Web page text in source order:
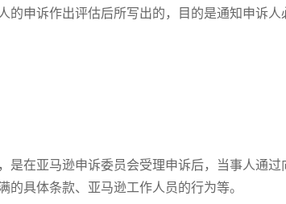
申诉作出评估后所写出的，目的是通知申诉人
在亚马逊申诉委员会受理申诉后，当事人通过
具体条款、亚马逊工作人员的行为等。